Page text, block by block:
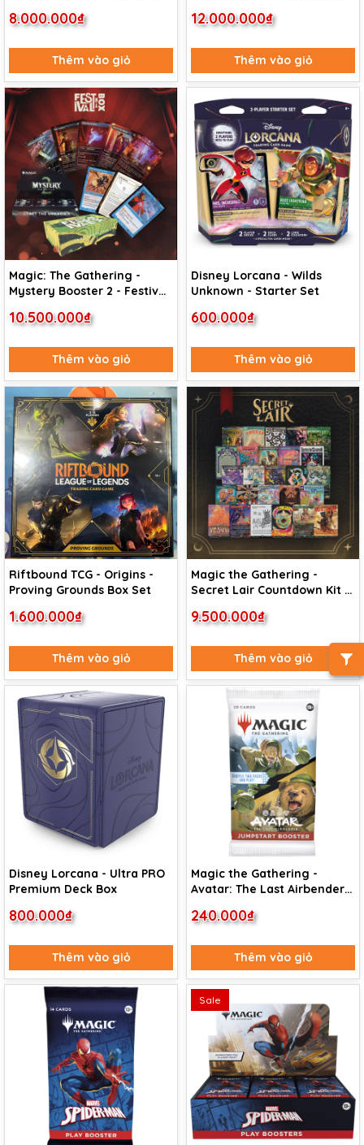
Miku
8.000.000₫
Thêm vào giỏ
12.000.000₫
Thêm vào giỏ
Magic: The Gathering -
Mystery Booster 2 - Festival
10.500.000₫
Thêm vào giỏ
Disney Lorcana - Wilds
Unknown - Starter Set
600.000₫
Thêm vào giỏ
Riftbound TCG - Origins -
Proving Grounds Box Set
1.600.000₫
Thêm vào giỏ
Magic the Gathering -
Secret Lair Countdown Kit -
9.500.000₫
Thêm vào giỏ
Disney Lorcana - Ultra PRO
Premium Deck Box
800.000₫
Thêm vào giỏ
Magic the Gathering -
Avatar: The Last Airbender -
240.000₫
Thêm vào giỏ
Sale